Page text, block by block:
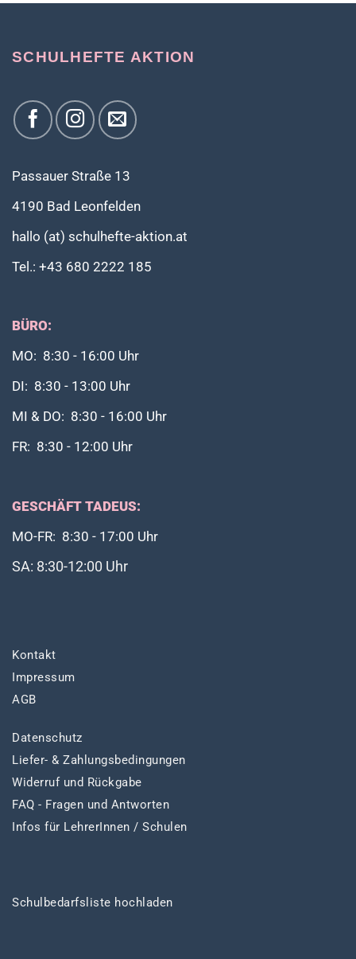
SCHULHEFTE AKTION
Passauer Straße 13
4190 Bad Leonfelden
hallo (at) schulhefte-aktion.at
Tel.: +43 680 2222 185
BÜRO:
MO: 8:30 - 16:00 Uhr
DI: 8:30 - 13:00 Uhr
MI & DO: 8:30 - 16:00 Uhr
FR: 8:30 - 12:00 Uhr
GESCHÄFT TADEUS:
MO-FR: 8:30 - 17:00 Uhr
SA: 8:30-12:00 Uhr
Kontakt
Impressum
AGB
Datenschutz
Liefer- & Zahlungsbedingungen
Widerruf und Rückgabe
FAQ - Fragen und Antworten
Infos für LehrerInnen / Schulen
Schulbedarfsliste hochladen